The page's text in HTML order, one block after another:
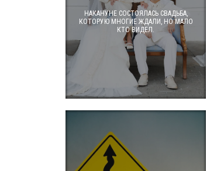
НАКАНУНЕ СОСТОЯЛАСЬ СВАДЬБА,
КОТОРУЮ МНОГИЕ ЖДАЛИ, НО МАЛО
КТО ВИДЕЛ.